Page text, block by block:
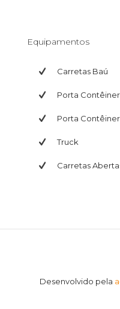
Equipamentos
Carretas Baú
Porta
Porta
Truck
Carretas
Desenvolvido pela